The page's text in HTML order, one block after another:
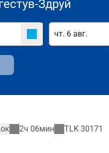
Здруй
2ч 06мин TLK 30171